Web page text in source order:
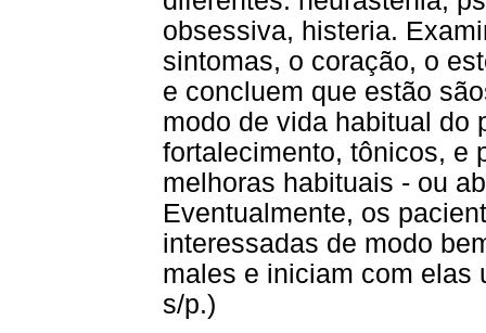
obsessiva, histeria.
sintomas, o coração, o
e concluem que estão
modo de vida habitual do
fortalecimento, tônicos, e
melhoras habituais - ou
Eventualmente, os
interessadas de modo
males e iniciam com elas
s/p.)